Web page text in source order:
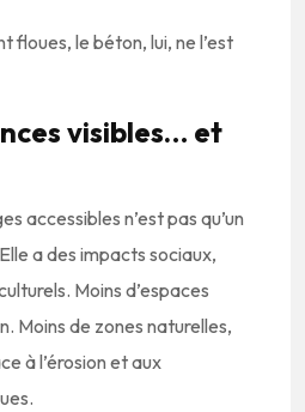
floues, le béton, lui, ne l’est
visibles… et
accessibles n’est pas qu’un
a des impacts sociaux,
Moins d’espaces
Moins de zones naturelles,
à l’érosion et aux